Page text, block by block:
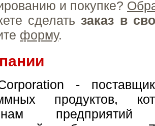
и покупке?
сделать заказ в
форму.
-
продуктов,